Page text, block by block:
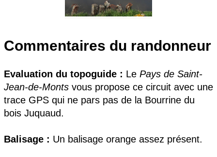
Commentaires du randonneur
Evaluation du topoguide : Le Pays de Saint-
Jean-de-Monts vous propose ce circuit avec une
trace GPS qui ne pars pas de la Bourrine du
bois Juquaud.
Balisage : Un balisage orange assez présent.